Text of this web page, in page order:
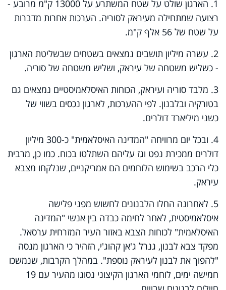
1. הארגון שולט על שטח המשתרע על 13000 ק"מ מרובע -
רצועה שמתחילה מעיראק לסוריה. הערכות אחרות מדברות
על שטח של 56 אלף ק"מ.
2. עשרה מיליון תושבים נמצאים בשטחים שבשליטת הארגון
- כשליש משטחה של עיראק, ושליש משטחה של סוריה.
3. מלבד סוריה ועיראק, הכוחות האיסלאמיסטיים נמצאים גם
בטורקיה ובלבנון. לפי ההערכות, לארגון נכסים בשווי של
כשני מיליארד דולרים.
4. ובכל יום מרוויחה "המדינה האיסלאמית" כ-300 מיליון
דולרים ממכירת נפט וגז עליהם השתלטו בכוח. כמו כן, מרבית
כלי הרכב בשימוש הלוחמים הם אמריקניים, שנלקחו מצבא
עיראק.
5. לאחרונה החלו הלבנונים לחשוש מפני פלישה
איסלאמיסטית, לאחר לחימה כבדה בין אנשי "המדינה
האיסלאמית" לכוחות הצבא באזור העיר המזרחית ערסאל.
מפקד צבא לבנון, גנרל ג'אן קהוג'י, הזהיר כי הארגון מנסה
"להפוך את לבנון לעיראק נוספת". במהלך הקרבות, שנמשכו
חמישה ימים, לוחמי הארגון הקיצוני נסוגו מהעיר עם 19